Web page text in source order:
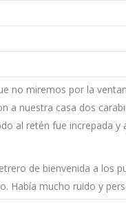
no miremos por la
a nuestra casa dos
al retén fue increpada
de bienvenida a los
Había mucho ruido y